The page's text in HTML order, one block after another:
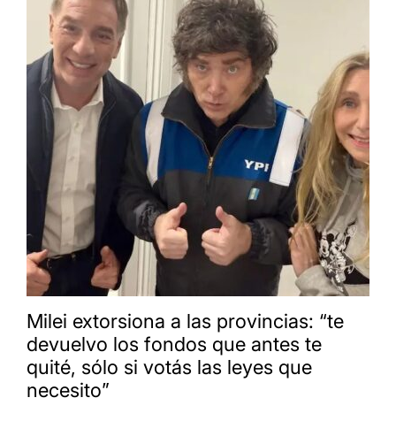
Milei extorsiona a las provincias: “te
devuelvo los fondos que antes te
quité, sólo si votás las leyes que
necesito”